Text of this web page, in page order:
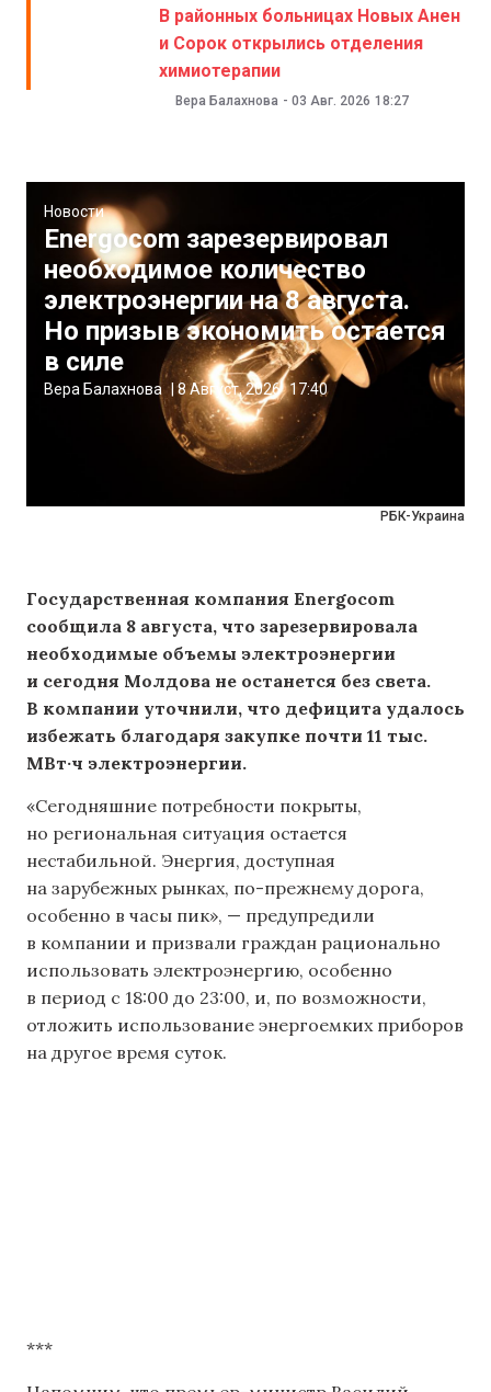
В районных больницах Новых Анен
и Сорок открылись отделения
химиотерапии
Вера Балахнова - 03 Авг. 2026 18:27
РБК-Украина
Новости
Energocom зарезервировал
необходимое количество
электроэнергии на 8 августа.
Но призыв экономить остается
в силе
Вера Балахнова |8 Август, 2026 17:40
Государственная компания Energocom
сообщила 8 августа, что зарезервировала
необходимые объемы электроэнергии
и сегодня Молдова не останется без света.
В компании уточнили, что дефицита удалось
избежать благодаря закупке почти 11 тыс.
МВт·ч электроэнергии.
«Сегодняшние потребности покрыты,
но региональная ситуация остается
нестабильной. Энергия, доступная
на зарубежных рынках, по-прежнему дорога,
особенно в часы пик», — предупредили
в компании и призвали граждан рационально
использовать электроэнергию, особенно
в период с 18:00 до 23:00, и, по возможности,
отложить использование энергоемких приборов
на другое время суток.
***